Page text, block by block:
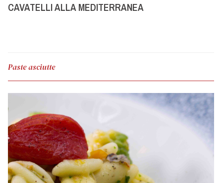
CAVATELLI ALLA MEDITERRANEA
Paste asciutte